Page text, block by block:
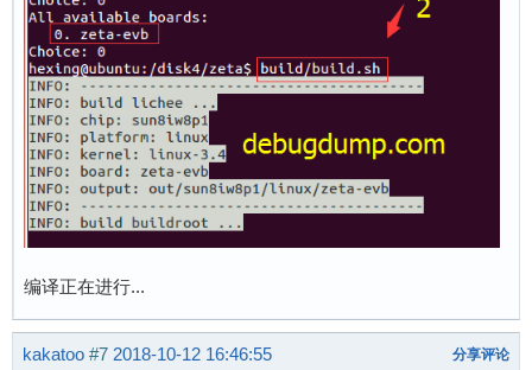
编译正在进行...
kakatoo #7 2018-10-12 16:46:55 分享评论